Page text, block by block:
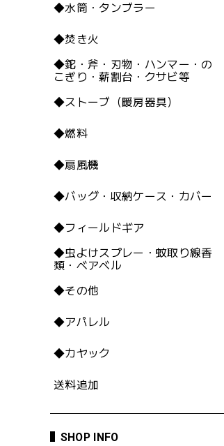
◆水筒・タンブラー
◆焚き火
◆鉈・斧・刃物・ハンマー・の
こぎり・薪割台・クサビ等
◆ストーブ（暖房器具）
◆燃料
◆扇風機
◆バッグ・収納ケース・カバー
◆フィールドギア
◆虫よけスプレー・蚊取り線香
類・ベアベル
◆その他
◆アパレル
◆カヤック
送料追加
SHOP INFO